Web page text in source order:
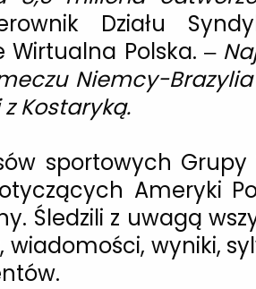
Działu
Wirtualna Polska. –
Niemcy-
Kostaryką.
sportowych Grupy
Ameryki
Śledzili z uwagą
wyniki,